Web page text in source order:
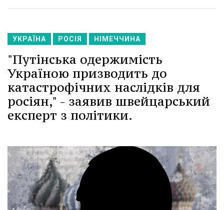
УКРАЇНА РОСІЯ НІМЕЧЧИНА
"Путінська одержимість
Україною призводить до
катастрофічних наслідків для
росіян," - заявив швейцарський
експерт з політики.